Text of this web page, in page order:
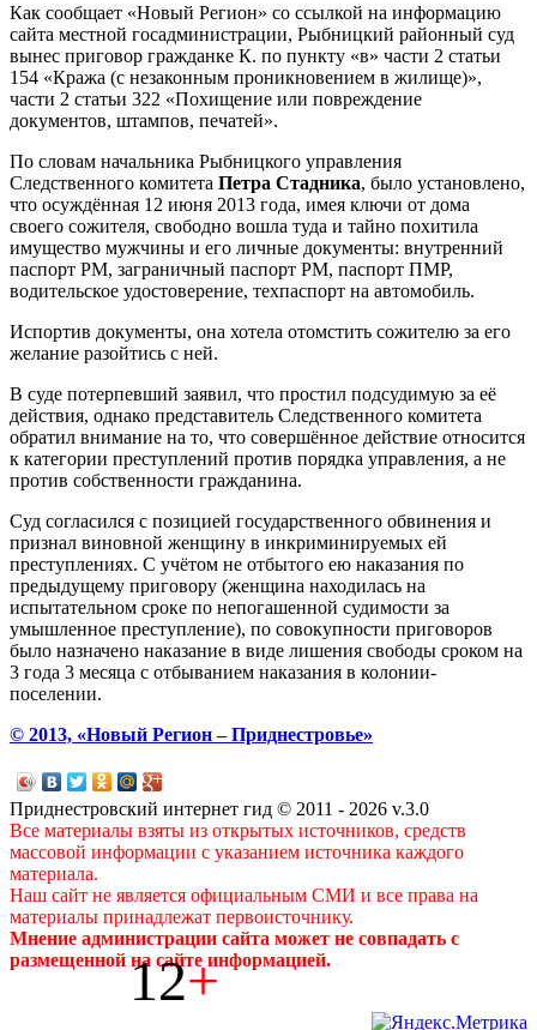
Как сообщает «Новый Регион» со ссылкой на информацию
сайта местной госадминистрации, Рыбницкий районный суд
вынес приговор гражданке К. по пункту «в» части 2 статьи
154 «Кража (с незаконным проникновением в жилище)»,
части 2 статьи 322 «Похищение или повреждение
документов, штампов, печатей».
По словам начальника Рыбницкого управления
Следственного комитета Петра Стадника, было установлено,
что осуждённая 12 июня 2013 года, имея ключи от дома
своего сожителя, свободно вошла туда и тайно похитила
имущество мужчины и его личные документы: внутренний
паспорт РМ, заграничный паспорт РМ, паспорт ПМР,
водительское удостоверение, техпаспорт на автомобиль.
Испортив документы, она хотела отомстить сожителю за его
желание разойтись с ней.
В суде потерпевший заявил, что простил подсудимую за её
действия, однако представитель Следственного комитета
обратил внимание на то, что совершённое действие относится
к категории преступлений против порядка управления, а не
против собственности гражданина.
Суд согласился с позицией государственного обвинения и
признал виновной женщину в инкриминируемых ей
преступлениях. С учётом не отбытого ею наказания по
предыдущему приговору (женщина находилась на
испытательном сроке по непогашенной судимости за
умышленное преступление), по совокупности приговоров
было назначено наказание в виде лишения свободы сроком на
3 года 3 месяца с отбыванием наказания в колонии-
поселении.
© 2013, «Новый Регион – Приднестровье»
Приднестровский интернет гид © 2011 - 2026 v.3.0
Все материалы взяты из открытых источников, средств
массовой информации с указанием источника каждого
материала.
Наш сайт не является официальным СМИ и все права на
материалы принадлежат первоисточнику.
Мнение администрации сайта может не совпадать с
размещенной на сайте информацией.
12+